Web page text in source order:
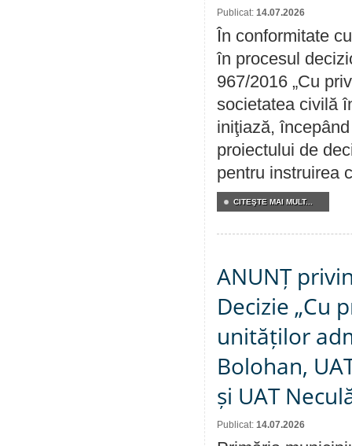
Publicat: 14.07.2026
În conformitate
în procesul
967/2016 „Cu
societatea civilă
iniţiază,
proiectului de
pentru instruirea
CITEŞTE MAI MULT...
ANUNȚ
Decizie „Cu
unităților
Bolohan,
și UAT
Publicat: 14.07.2026